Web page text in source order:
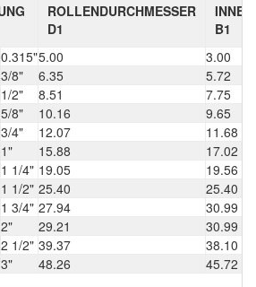
ROLLENDURCHMESSER
D1
B1
0.315"5.00
3.00
3/8" 6.35
5.72
1/2" 8.51
7.75
5/8" 10.16
9.65
3/4" 12.07
11.68
1" 15.88
17.02
1 1/4" 19.05
19.56
1 1/2" 25.40
25.40
1 3/4" 27.94
30.99
2" 29.21
30.99
2 1/2" 39.37
38.10
3" 48.26 45.72